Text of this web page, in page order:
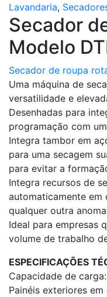
Lavandaria,
Secador
Modelo
Secador de roupa
Uma máquina de
versatilidade e
Desenhadas para
programação com
Integra tambor em
para uma secagem
para evitar a
Integra recursos de
automaticamente em
qualquer outra
Ideal para empresas
volume de trabalho
ESPECIFICAÇÕES
Capacidade de
Painéis exteriores